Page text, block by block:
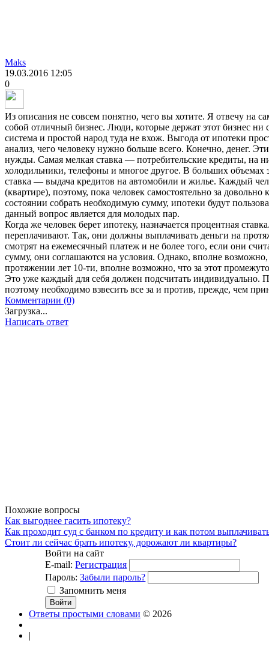
Maks
19.03.2016 12:05
0
Из описания не совсем понятно, чего вы хотите. Я отвечу на
собой отличный бизнес. Люди, которые держат этот бизнес ни
система и простой народ туда не вхож. Выгода от ипотеки
анализ, чего человеку нужно больше всего. Конечно, денег.
нужды. Самая мелкая ставка — потребительские кредиты, на
холодильники, телефоны и многое другое. В больших объемах
ставка — выдача кредитов на автомобили и жилье. Каждый
(квартире), поэтому, пока человек самостоятельно за
состоянии собрать необходимую сумму, ипотеки будут
данный вопрос является для молодых пар.
Когда же человек берет ипотеку, назначается процентная
переплачивают. Так, они должны выплачивать деньги на
смотрят на ежемесячный платеж и не более того, если они
сумму, они соглашаются на условия. Однако, вполне
протяжении лет 10-ти, вполне возможно, что за этот
Это уже каждый для себя должен подсчитать индивидуально.
поэтому необходимо взвесить все за и против, прежде, чем
Комментарии (0)
Загрузка...
Написать ответ
Похожие вопросы
Как выгоднее гасить ипотеку?
Как проходит суд с банком по кредиту и как потом
Стоит ли сейчас брать ипотеку, дорожают ли квартиры?
Войти на сайт
E-mail: Регистрация
Пароль: Забыли пароль?
Запомнить меня
Ответы простыми словами © 2026
|